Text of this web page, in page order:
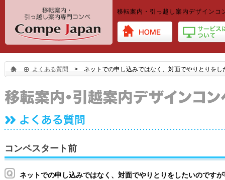
移転案内・引っ越し案内デザインコ
よくある質問 > ネットでの申し込みではなく、対面でやりとりをし
コンペスタート前
ネットでの申し込みではなく、対面でやりとりをしたいのです